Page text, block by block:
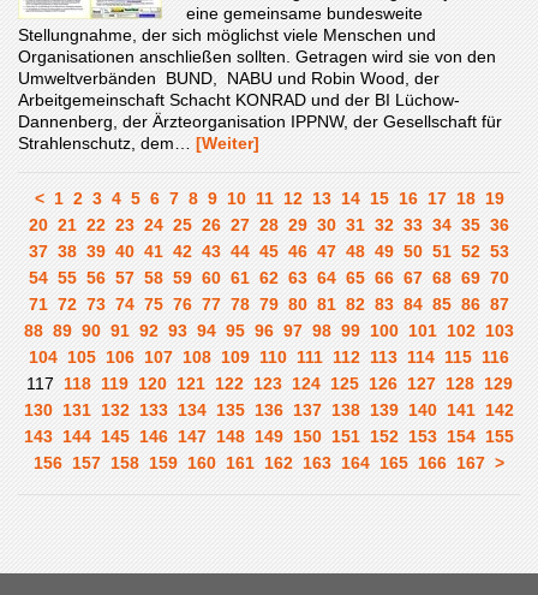
eine gemeinsame bundesweite
Stellungnahme, der sich möglichst viele Menschen und
Organisationen anschließen sollten. Getragen wird sie von den
Umweltverbänden BUND, NABU und Robin Wood, der
Arbeitgemeinschaft Schacht KONRAD und der BI Lüchow-
Dannenberg, der Ärzteorganisation IPPNW, der Gesellschaft für
Strahlenschutz, dem… [Weiter]
< 1 2 3 4 5 6 7 8 9 10 11 12 13 14 15 16 17 18 19
20 21 22 23 24 25 26 27 28 29 30 31 32 33 34 35 36
37 38 39 40 41 42 43 44 45 46 47 48 49 50 51 52 53
54 55 56 57 58 59 60 61 62 63 64 65 66 67 68 69 70
71 72 73 74 75 76 77 78 79 80 81 82 83 84 85 86 87
88 89 90 91 92 93 94 95 96 97 98 99 100 101 102 103
104 105 106 107 108 109 110 111 112 113 114 115 116
117 118 119 120 121 122 123 124 125 126 127 128 129
130 131 132 133 134 135 136 137 138 139 140 141 142
143 144 145 146 147 148 149 150 151 152 153 154 155
156 157 158 159 160 161 162 163 164 165 166 167 >